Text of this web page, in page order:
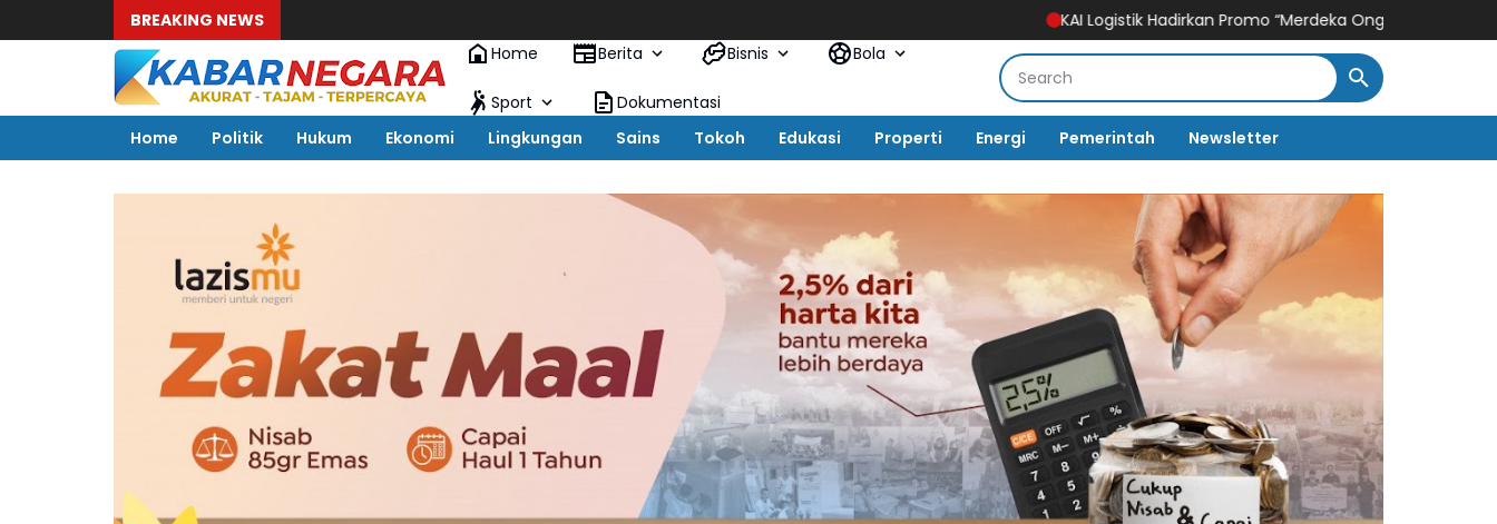
BREAKING NEWS KAI Logistik Hadirkan Promo “Merdeka Ongkir” untuk Pengiriman Paket
Home
Berita Bisnis Bola
Sport
Dokumentasi
Home
Politik Hukum Ekonomi Lingkungan Sains Tokoh Edukasi Properti Energi Pemerintah Newsletter